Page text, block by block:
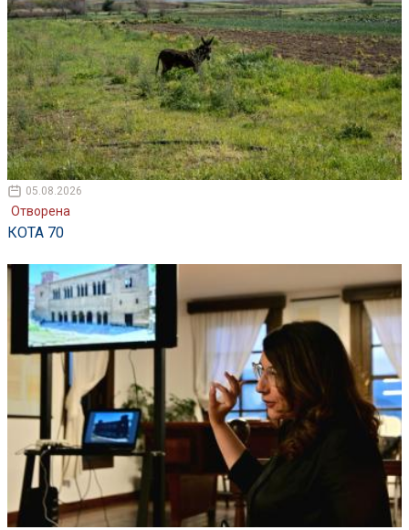
05.08.2026
Отворена
КОТА 70